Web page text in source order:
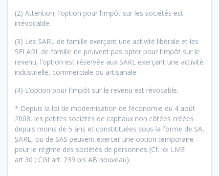
(2) Attention, l’option pour l’impôt sur les sociétés est
irrévocable.
(3) Les SARL de famille exerçant une activité libérale et les
SELARL de famille ne peuvent pas opter pour l’impôt sur le
revenu, l’option est réservée aux SARL exerçant une activité
industrielle, commerciale ou artisanale.
(4) L’option pour l’impôt sur le revenu est révocable.
* Depuis la loi de modernisation de l’économie du 4 août
2008, les petites sociétés de capitaux non côtées créées
depuis moins de 5 ans et constitituées sous la forme de SA,
SARL, ou de SAS peuvent exercer une option temporaire
pour le régime des sociétés de personnes (Cf. loi LME
art.30 ; CGI art. 239 bis AB nouveau).